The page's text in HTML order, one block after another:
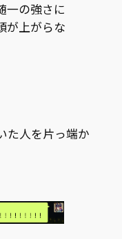
一の強さに
が上がらな
た人を片っ端か